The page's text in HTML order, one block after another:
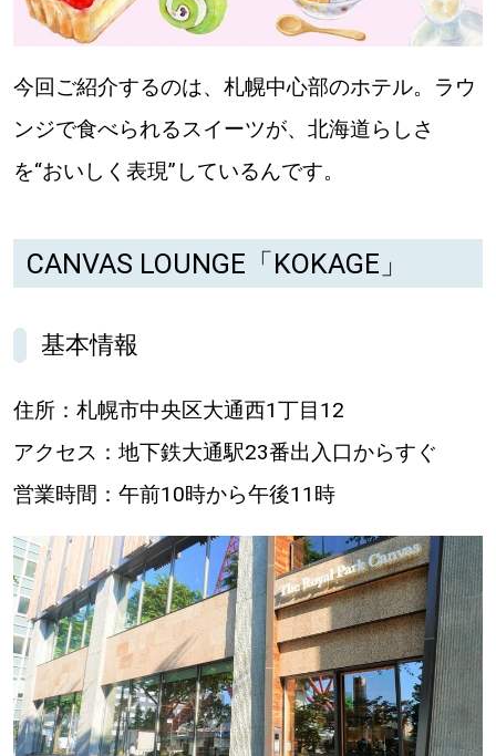
北海道で暮らす、あなたとつくる、
明日への”きっかけ”WEBマガジン
【いろんな価値観や生き方に触れたい】
Sitakke編集部 IKU 【まったり楽しみたい】
【道央のお気に入りを見つけたい】
【道東のお気に入りを見つけたい】
今回ご紹介するのは、札幌中心部のホテル。ラウ
ンジで食べられるスイーツが、北海道らしさ
を“おいしく表現”しているんです。
CANVAS LOUNGE「KOKAGE」
基本情報
住所：札幌市中央区大通西1丁目12
アクセス：地下鉄大通駅23番出入口からすぐ
営業時間：午前10時から午後11時